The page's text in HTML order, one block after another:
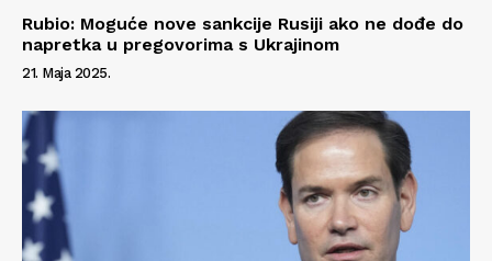
Rubio: Moguće nove sankcije Rusiji ako ne dođe do
napretka u pregovorima s Ukrajinom
21. Maja 2025.